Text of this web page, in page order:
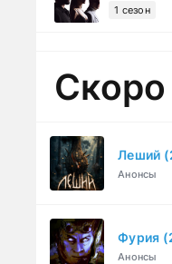
1 сезон
Скоро
Леший
Анонсы
Фурия
Анонсы